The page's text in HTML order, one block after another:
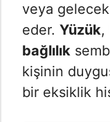
veya
eder. Yüzük,
bağlılık
kişinin
bir eksiklik